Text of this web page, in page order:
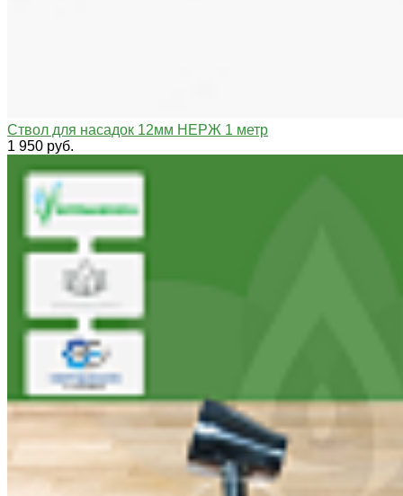
Ствол для насадок 12мм НЕРЖ 1 метр
1 950 руб.